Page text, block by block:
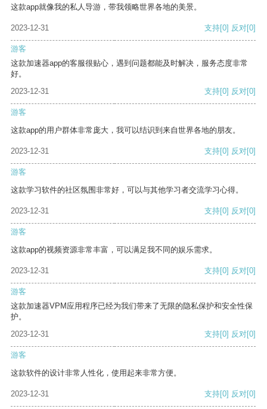
这款app就像我的私人导游，带我领略世界各地的美景。
2023-12-31 支持[0] 反对[0]
游客
这款加速器app的客服很贴心，遇到问题都能及时解决，服务态度非常
好。
2023-12-31
支持[0] 反对[0]
游客
这款app的用户群体非常庞大，我可以结识到来自世界各地的朋友。
2023-12-31 支持[0] 反对[0]
游客
这款学习软件的社区氛围非常好，可以与其他学习者交流学习心得。
2023-12-31 支持[0] 反对[0]
游客
这款app的视频资源非常丰富，可以满足我不同的娱乐需求。
2023-12-31 支持[0] 反对[0]
游客
这款加速器VPM应用程序已经为我们带来了无限的隐私保护和安全性保
护。
2023-12-31
支持[0] 反对[0]
游客
这款软件的设计非常人性化，使用起来非常方便。
2023-12-31 支持[0] 反对[0]